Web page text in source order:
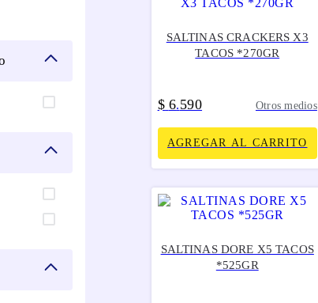
SALTINAS CRACKERS X3
TACOS *270GR
$ 6.590 Otros medios
AGREGAR AL CARRITO
SALTINAS DORE X5 TACOS
*525GR